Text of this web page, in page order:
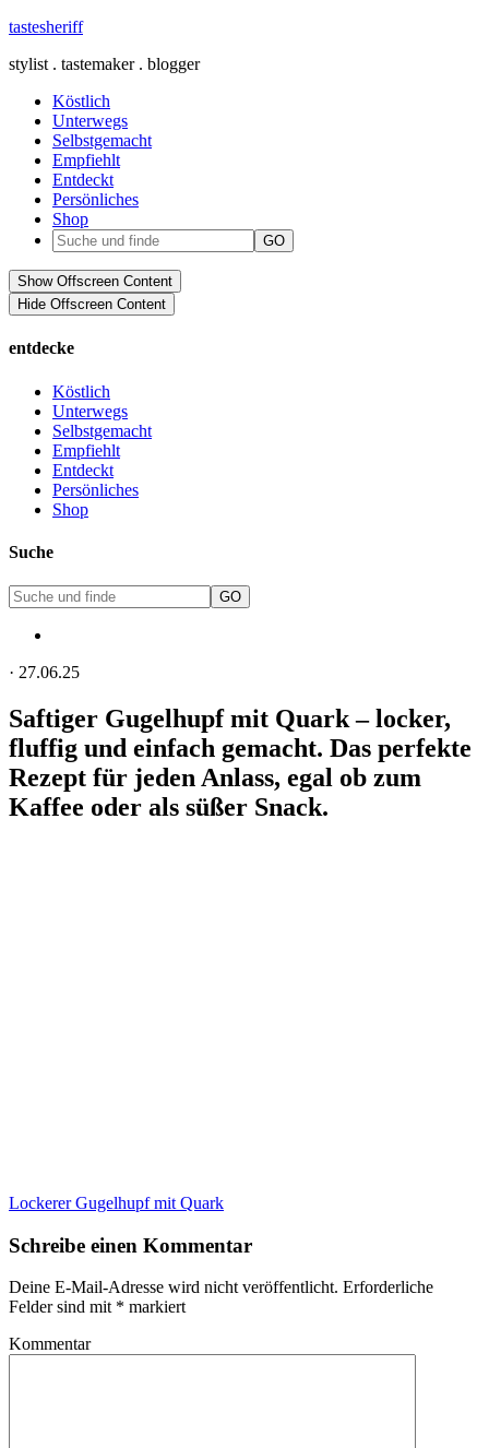
tastesheriff
stylist . tastemaker . blogger
Köstlich
Unterwegs
Selbstgemacht
Empfiehlt
Entdeckt
Persönliches
Shop
Show Offscreen Content
Hide Offscreen Content
entdecke
Köstlich
Unterwegs
Selbstgemacht
Empfiehlt
Entdeckt
Persönliches
Shop
Suche
· 27.06.25
Saftiger Gugelhupf mit Quark – locker,
fluffig und einfach gemacht. Das perfekte
Rezept für jeden Anlass, egal ob zum
Kaffee oder als süßer Snack.
Lockerer Gugelhupf mit Quark
Schreibe einen Kommentar
Deine E-Mail-Adresse wird nicht veröffentlicht. Erforderliche
Felder sind mit * markiert
Kommentar